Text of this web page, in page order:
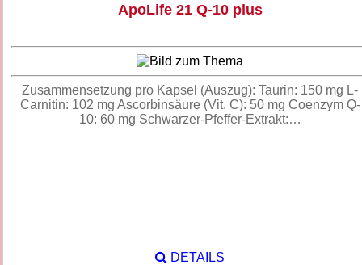
ApoLife 21 Q-10 plus
Zusammensetzung pro Kapsel (Auszug): Taurin: 150 mg L-
Carnitin: 102 mg Ascorbinsäure (Vit. C): 50 mg Coenzym Q-
10: 60 mg Schwarzer-Pfeffer-Extrakt:…
DETAILS